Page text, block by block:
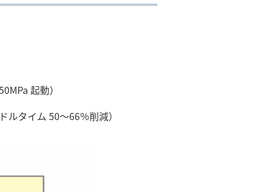
起動）
タイム 50～66％削減）